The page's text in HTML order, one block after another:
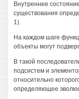
Внутреннее
существования
1).
На каждом шаге
объекты могут
В такой
подсистем и
относительно
определяющее